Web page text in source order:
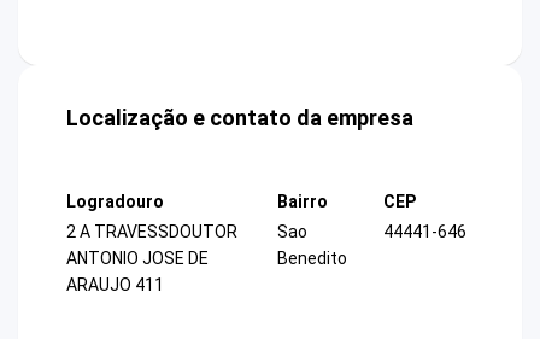
Localização e contato da empresa
Logradouro
2 A TRAVESSDOUTOR
ANTONIO JOSE DE
ARAUJO 411
Bairro
Sao
Benedito
CEP
44441-646